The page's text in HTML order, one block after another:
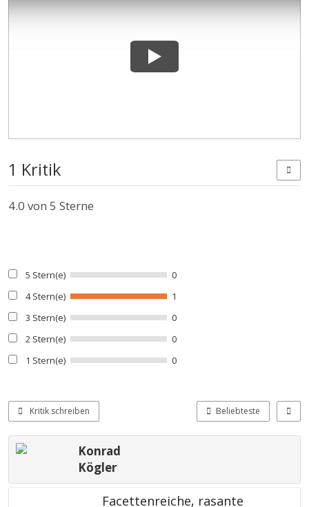
1 Kritik
4.0 von 5 Sterne
5 Stern(e)
0
4 Stern(e)
1
3 Stern(e)
0
2 Stern(e)
0
1 Stern(e)
0
Kritik schreiben Beliebteste
Konrad
Kögler
Facettenreiche, rasante